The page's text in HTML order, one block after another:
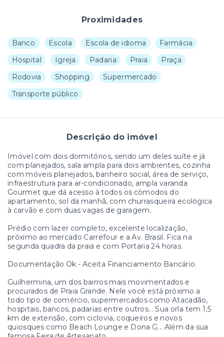
Proximidades
Banco Escola Escola de idioma
Farmácia
Hospital
Igreja Padaria Praia
Praça
Rodovia
Shopping
Supermercado
Transporte público
Descrição do imóvel
Imóvel com dois dormitórios, sendo um deles suíte e já
com planejados, sala ampla para dois ambientes, cozinha
com móveis planejados, banheiro social, área de serviço,
infraestrutura para ar-condicionado, ampla varanda
Gourmet que dá acesso à todos os cômodos do
apartamento, sol da manhã, com churrasqueira ecológica
à carvão e com duas vagas de garagem.
Prédio com lazer completo, excelente localização,
próximo ao mercado Carrefour e a Av. Brasil. Fica na
segunda quadra da praia e com Portaria 24 horas.
Documentação Ok - Aceita Financiamento Bancário.
Guilhermina, um dos bairros mais movimentados e
procurados de Praia Grande. Nele você está próximo a
todo tipo de comércio, supermercados como Atacadão,
hospitais, bancos, padarias entre outros... Sua orla tem 1,5
km de extensão, com ciclovia, coqueiros e novos
quiosques como Beach Lounge e Dona G... Além da sua